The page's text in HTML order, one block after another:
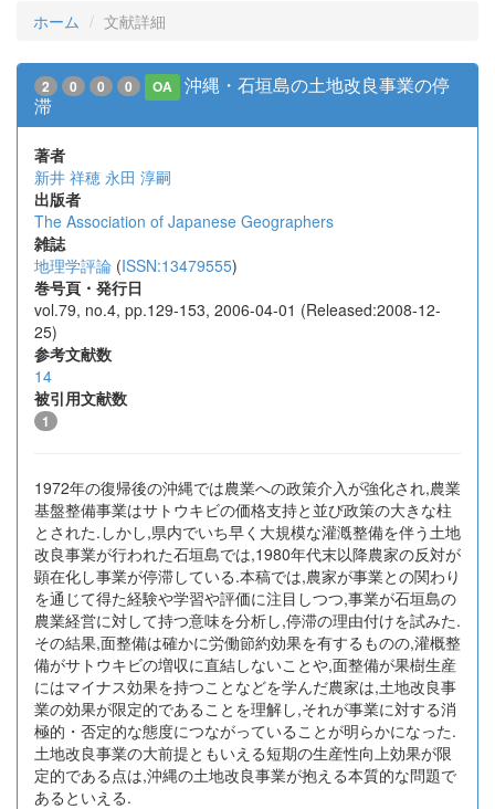
ホーム 文献詳細
2 0 0 0 OA
沖縄・石垣島の土地改良事業の停
滞
著者
新井 祥穂 永田 淳嗣
出版者
The Association of Japanese Geographers
雑誌
地理学評論 (ISSN:13479555)
巻号頁・発行日
vol.79, no.4, pp.129-153, 2006-04-01 (Released:2008-12-
25)
参考文献数
14
被引用文献数
1
1972年の復帰後の沖縄では農業への政策介入が強化され,農業
基盤整備事業はサトウキビの価格支持と並び政策の大きな柱
とされた.しかし,県内でいち早く大規模な灌漑整備を伴う土地
改良事業が行われた石垣島では,1980年代末以降農家の反対が
顕在化し事業が停滞している.本稿では,農家が事業との関わり
を通じて得た経験や学習や評価に注目しつつ,事業が石垣島の
農業経営に対して持つ意味を分析し,停滞の理由付けを試みた.
その結果,面整備は確かに労働節約効果を有するものの,灌概整
備がサトウキビの増収に直結しないことや,面整備が果樹生産
にはマイナス効果を持つことなどを学んだ農家は,土地改良事
業の効果が限定的であることを理解し,それが事業に対する消
極的・否定的な態度につながっていることが明らかになった.
土地改良事業の大前提ともいえる短期の生産性向上効果が限
定的である点は,沖縄の土地改良事業が抱える本質的な問題で
あるといえる.